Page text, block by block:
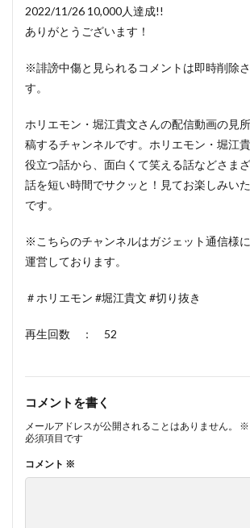
2022/11/26 10,000人達成!!
ありがとうございます！
※誹謗中傷と見られるコメントは即時削除
す。
ホリエモン・堀江貴文さんの配信動画の見
稿するチャンネルです。ホリエモン・堀江
役立つ話から、面白くて笑える話などさま
話を短い時間でサクッと！見てお楽しみい
です。
※こちらのチャンネルはガジェット通信様
運営しております。
＃ホリエモン #堀江貴文 #切り抜き
再生回数 ： 52
コメントを書く
メールアドレスが公開されることはありません。 ※
必須項目です
コメント ※